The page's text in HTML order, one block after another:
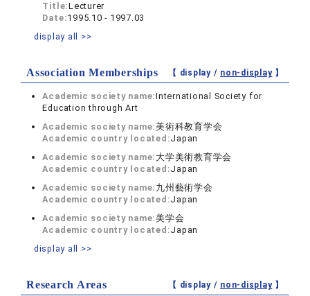
Title:Lecturer
Date:1995.10 - 1997.03
display all >>
Association Memberships 【 display / non-display】
Academic society name:International Society for
Education through Art
Academic society name:美術科教育学会
Academic country located:Japan
Academic society name: 大学美術教育学会
Academic country located:Japan
Academic society name: 九州藝術学会
Academic country located:Japan
Academic society name:美学会
Academic country located:Japan
display all >>
Research Areas 【 display / non-display】